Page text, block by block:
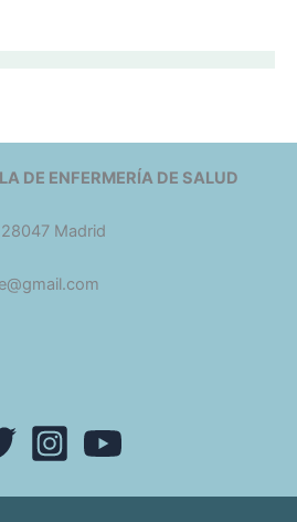
DE ENFERMERÍA DE SALUD
Madrid